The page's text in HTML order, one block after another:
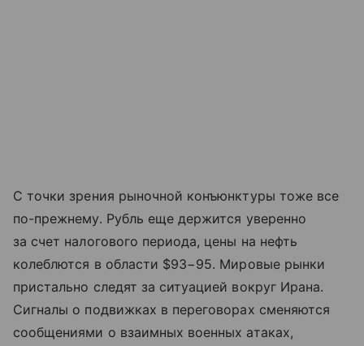
С точки зрения рыночной конъюнктуры тоже все
по-прежнему. Рубль еще держится уверенно
за счет налогового периода, цены на нефть
колеблются в области $93−95. Мировые рынки
пристально следят за ситуацией вокруг Ирана.
Сигналы о подвижках в переговорах сменяются
сообщениями о взаимных военных атаках,